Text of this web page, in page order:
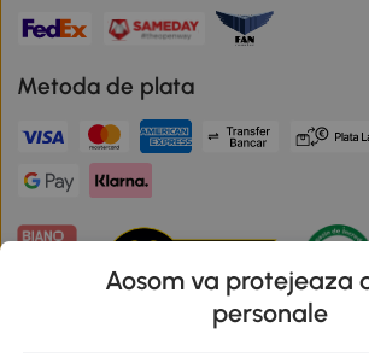
Metoda de plata
Aosom va protejeaza
personale